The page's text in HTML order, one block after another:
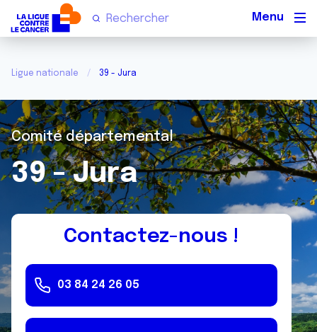
Ligue nationale 39 - Jura
Comité départemental
39 - Jura
Contactez-nous !
03 84 24 26 05